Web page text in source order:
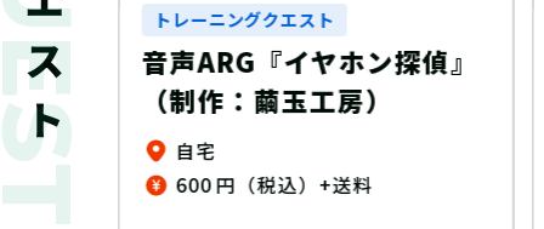
トレーニングクエスト
音声ARG『イヤホン探偵』
（制作：繭玉工房）
自宅
600 円（税込）+送料